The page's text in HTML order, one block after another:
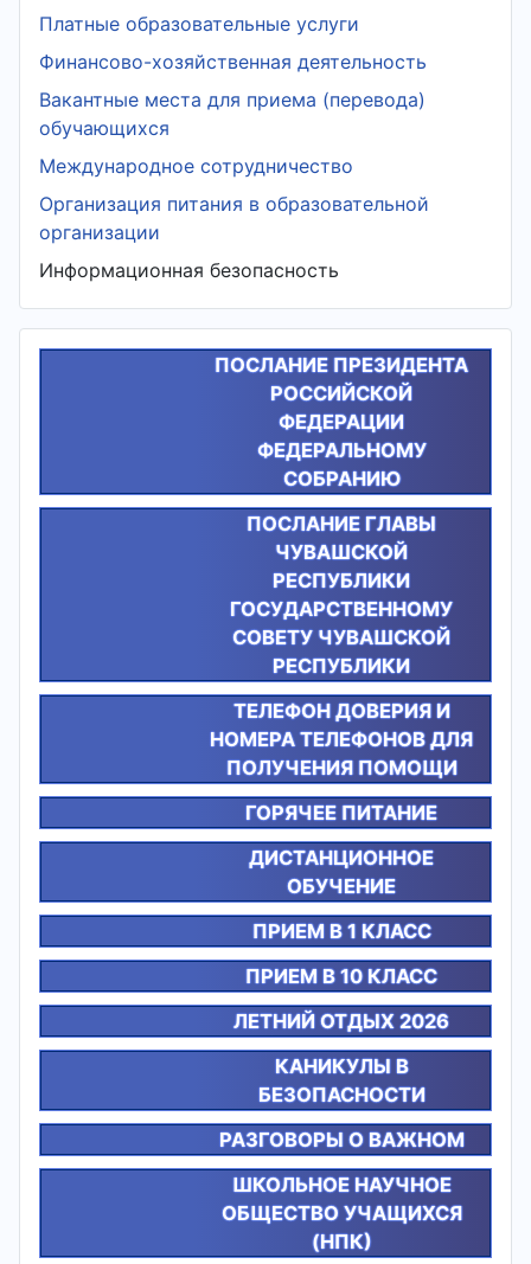
Платные образовательные услуги
Финансово-хозяйственная деятельность
Вакантные места для приема (перевода)
обучающихся
Международное сотрудничество
Организация питания в образовательной
организации
Информационная безопасность
ПОСЛАНИЕ ПРЕЗИДЕНТА
РОССИЙСКОЙ
ФЕДЕРАЦИИ
ФЕДЕРАЛЬНОМУ
СОБРАНИЮ
ПОСЛАНИЕ ГЛАВЫ
ЧУВАШСКОЙ
РЕСПУБЛИКИ
ГОСУДАРСТВЕННОМУ
СОВЕТУ ЧУВАШСКОЙ
РЕСПУБЛИКИ
ТЕЛЕФОН ДОВЕРИЯ И
НОМЕРА ТЕЛЕФОНОВ ДЛЯ
ПОЛУЧЕНИЯ ПОМОЩИ
ГОРЯЧЕЕ ПИТАНИЕ
ДИСТАНЦИОННОЕ
ОБУЧЕНИЕ
ПРИЕМ В 1 КЛАСС
ПРИЕМ В 10 КЛАСС
ЛЕТНИЙ ОТДЫХ 2026
КАНИКУЛЫ В
БЕЗОПАСНОСТИ
РАЗГОВОРЫ О ВАЖНОМ
ШКОЛЬНОЕ НАУЧНОЕ
ОБЩЕСТВО УЧАЩИХСЯ
(НПК)